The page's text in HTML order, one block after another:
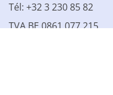
Tél: +32 3 230 85 82
TVA BE 0861.077.215